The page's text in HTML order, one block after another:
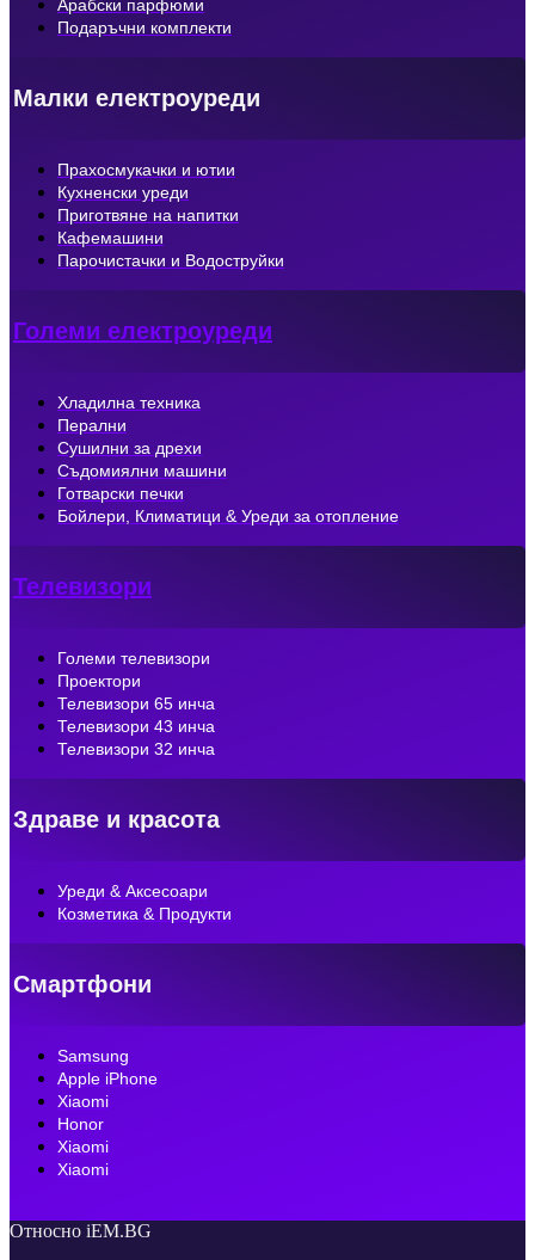
Арабски парфюми
Подаръчни комплекти
Малки електроуреди
Прахосмукачки и ютии
Кухненски уреди
Приготвяне на напитки
Кафемашини
Парочистачки и Водоструйки
Големи електроуреди
Хладилна техника
Перални
Сушилни за дрехи
Съдомиялни машини
Готварски печки
Бойлери, Климатици & Уреди за отопление
Телевизори
Големи телевизори
Проектори
Телевизори 65 инча
Телевизори 43 инча
Телевизори 32 инча
Здраве и красота
Уреди & Аксесоари
Козметика & Продукти
Смартфони
Samsung
Apple iPhone
Xiaomi
Honor
Xiaomi
Xiaomi
Относно iEM.BG